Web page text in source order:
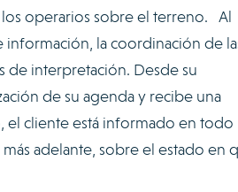
operarios sobre el terreno. Al
información, la coordinación de
de interpretación. Desde su
de su agenda y recibe una
el cliente está informado en todo
adelante, sobre el estado en